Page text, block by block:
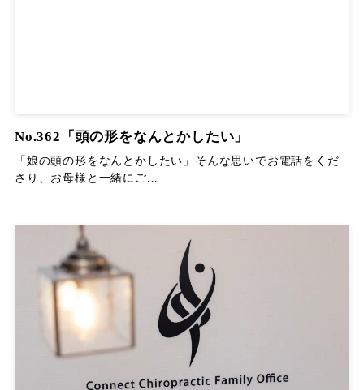
No.362「頭の形をなんとかしたい」
「娘の頭の形をなんとかしたい」そんな思いでお電話をくだ
さり、お母様と一緒にご...